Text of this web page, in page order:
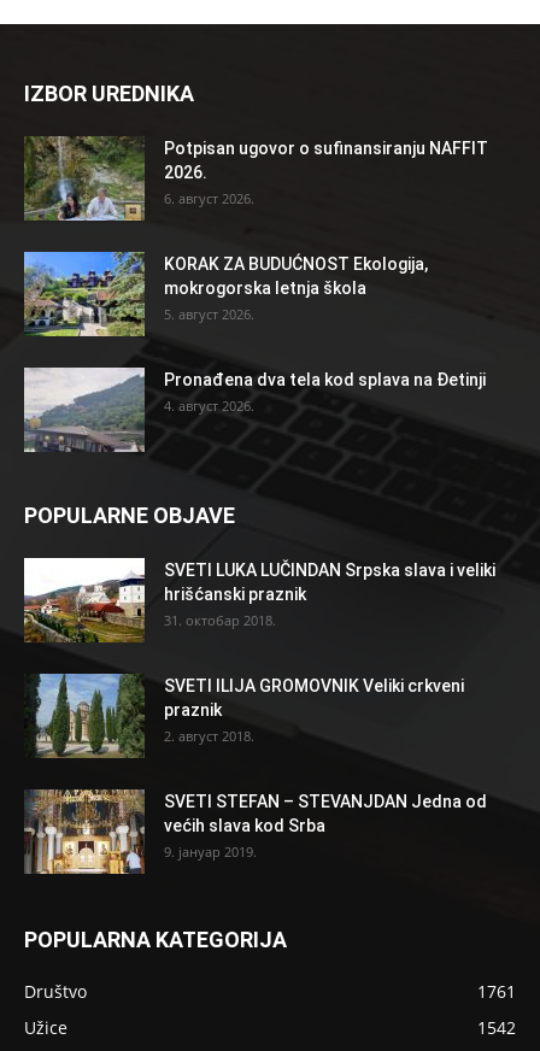
IZBOR UREDNIKA
Potpisan ugovor o sufinansiranju NAFFIT
2026.
6. август 2026.
KORAK ZA BUDUĆNOST Ekologija,
mokrogorska letnja škola
5. август 2026.
Pronađena dva tela kod splava na Đetinji
4. август 2026.
POPULARNE OBJAVE
SVETI LUKA LUČINDAN Srpska slava i veliki
hrišćanski praznik
31. октобар 2018.
SVETI ILIJA GROMOVNIK Veliki crkveni
praznik
2. август 2018.
SVETI STEFAN – STEVANJDAN Jedna od
većih slava kod Srba
9. јануар 2019.
POPULARNA KATEGORIJA
Društvo
1761
Užice
1542